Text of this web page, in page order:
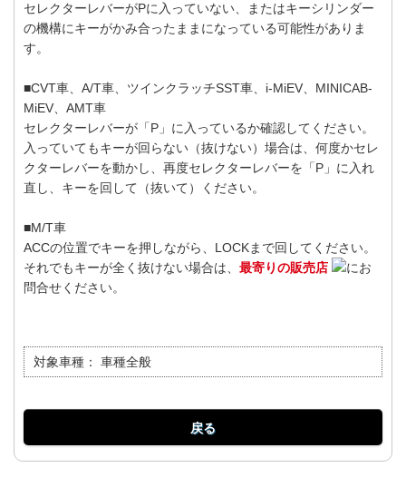
セレクターレバーがPに入っていない、またはキーシリンダー
の機構にキーがかみ合ったままになっている可能性がありま
す。
■CVT車、A/T車、ツインクラッチSST車、i-MiEV、MINICAB-
MiEV、AMT車
セレクターレバーが「P」に入っているか確認してください。
入っていてもキーが回らない（抜けない）場合は、何度かセレ
クターレバーを動かし、再度セレクターレバーを「P」に入れ
直し、キーを回して（抜いて）ください。
■M/T車
ACCの位置でキーを押しながら、LOCKまで回してください。
それでもキーが全く抜けない場合は、 最寄りの販売店
にお
問合せください。
対象車種： 車種全般
戻る